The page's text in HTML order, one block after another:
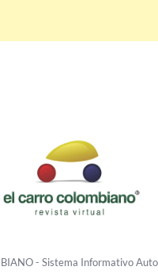
- Sistema Informativo